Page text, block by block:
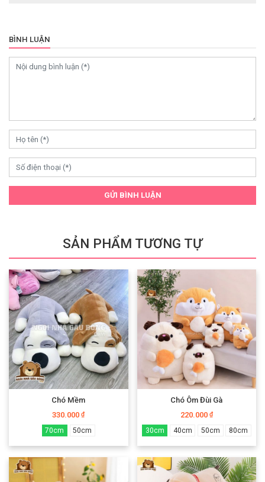
BÌNH LUẬN
GỬI BÌNH LUẬN
SẢN PHẨM TƯƠNG TỰ
Chó Mềm
330.000₫
70cm 50cm
Chó Ôm Đùi Gà
220.000 ₫
30cm 40cm 50cm 80cm